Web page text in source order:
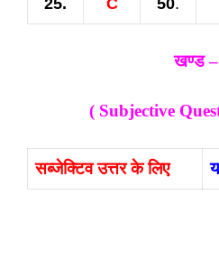
खण्ड
( Subjective
सब्जेक्टिव उत्तर के लिए